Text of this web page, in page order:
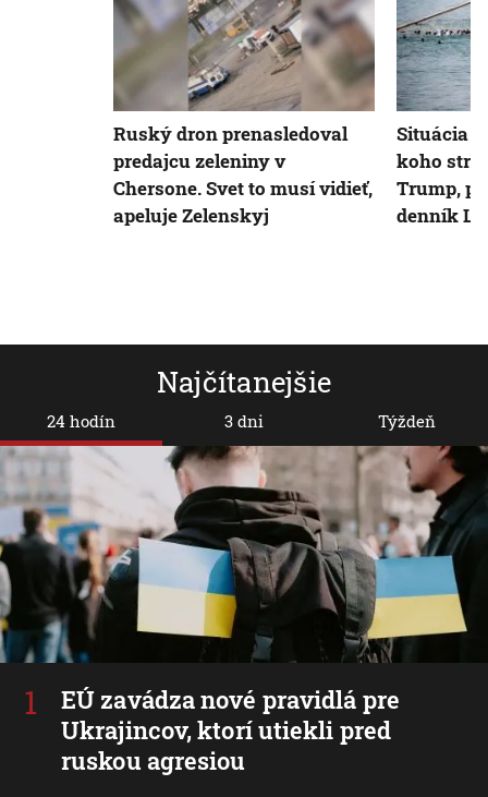
Najčítanejšie
24 hodín
EÚ zavádza nové pravidlá pre
Ukrajincov, ktorí utiekli pred
ruskou agresiou
3 dni Týždeň
Ruský dron prenasledoval
predajcu zeleniny v
Chersone. Svet to musí vidieť,
apeluje Zelenskyj
Situácia v
koho
Trump,
denník